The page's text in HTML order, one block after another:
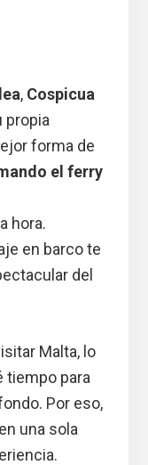
, Cospicua
propia
forma de
el ferry
hora.
en barco te
del
Malta, lo
tiempo para
Por eso,
una sola